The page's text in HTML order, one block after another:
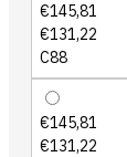
€145,81
€131,22
C88
€145,81
€131,22